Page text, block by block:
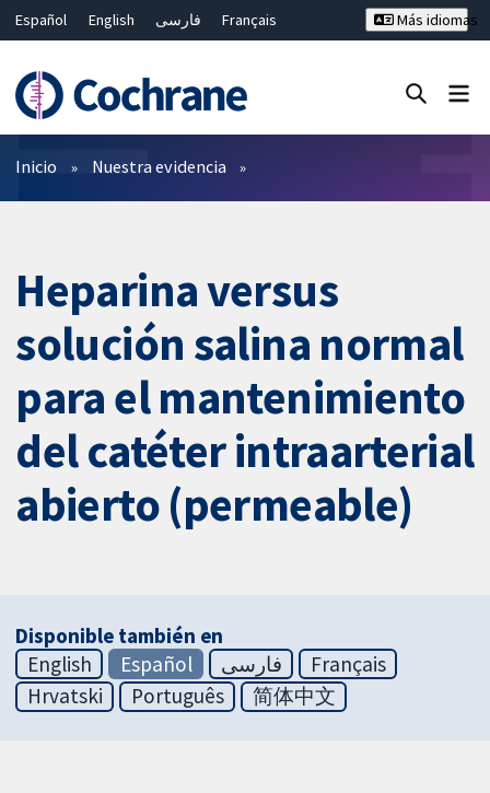
Español English فارسی
Français
Bahasa Malaysia
ไทย 繁體中文
Más idiomas
Filtros
Inicio Nuestra evidencia
Heparina versus
solución salina normal
para el mantenimiento
del catéter intraarterial
abierto (permeable)
Disponible también en
English
Español فارسی
Français
Hrvatski
Português 简体中文